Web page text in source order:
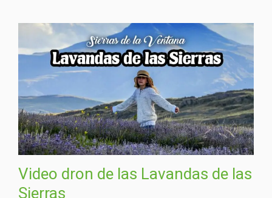
Video dron de las Lavandas de las
Sierras